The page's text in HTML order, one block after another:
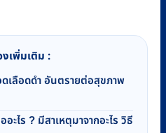
เพิ่มเติม :
เลือดดำ อันตรายต่อสุขภาพ
ะไร ? มีสาเหตุมาจากอะไร วิธี